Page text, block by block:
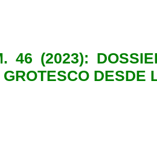
46 (2023):
GROTESCO DESDE